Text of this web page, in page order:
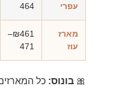
עפרי
464
מארז
עוז
₪461–
471
🎀 בונוס: כל